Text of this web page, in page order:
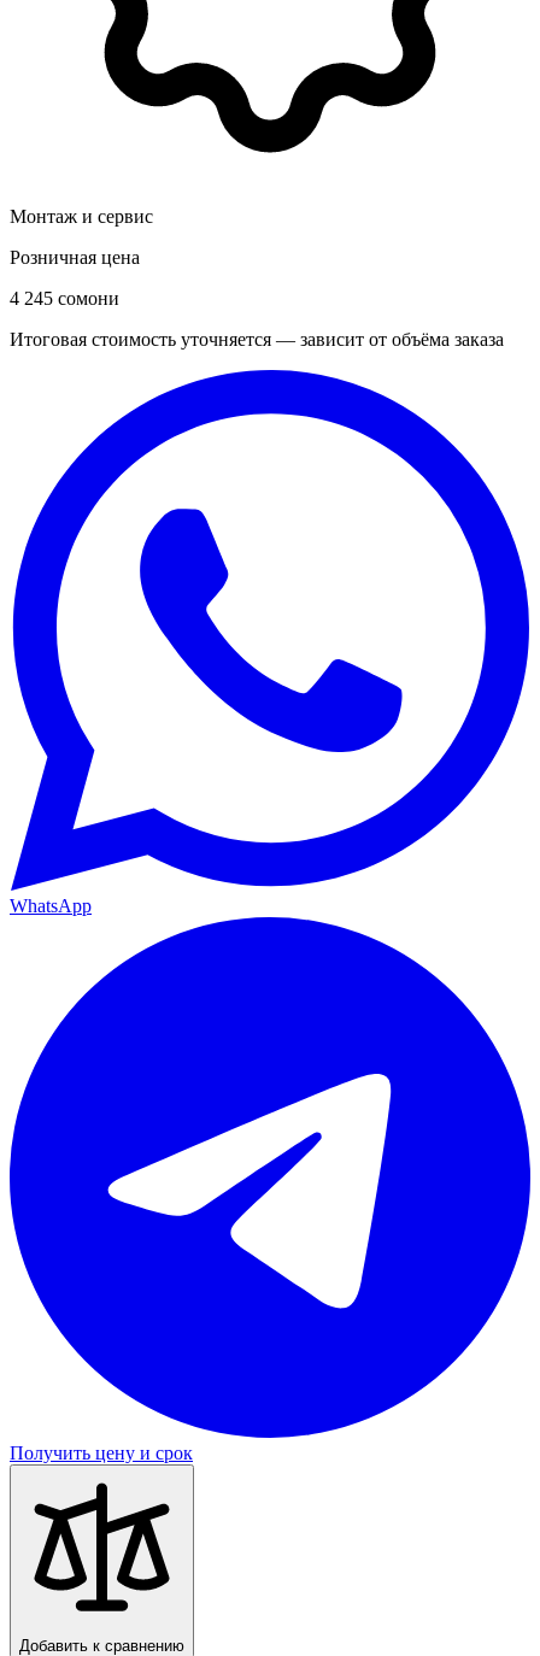
Монтаж и сервис
Розничная цена
4 245 сомони
Итоговая стоимость уточняется — зависит от объёма заказа
WhatsApp
Получить цену и срок
Добавить к сравнению